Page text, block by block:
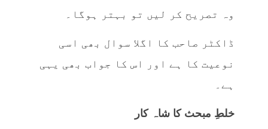
وہ تصریح کر لیں تو بہتر ہوگا۔
ڈاکٹر صاحب کا اگلا سوال بھی اسی
نوعیت کا ہے اور اس کا جواب بھی یہی
ہے۔
خلطِ مبحث کا شاہ کار